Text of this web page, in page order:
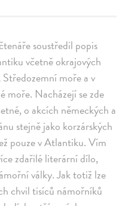
soustředil popis
včetně okrajových
moře a v
moře. Nacházejí se zde
o akcích německých a
stejně jako korzárských
pouze v Atlantiku. Vím
zdařilé literární dílo,
války. Jak totiž lze
chvil tisíců námořníků